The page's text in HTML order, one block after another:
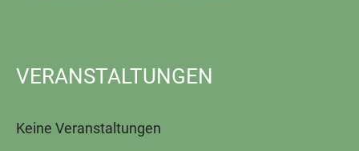
VERANSTALTUNGEN
Keine Veranstaltungen